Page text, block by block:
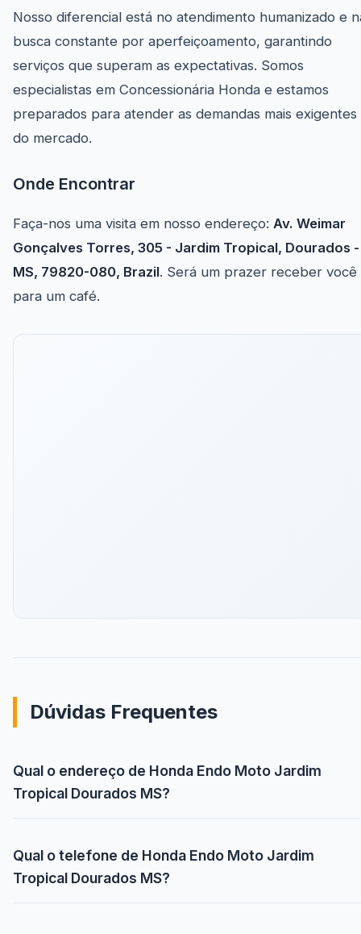
Nosso diferencial está no atendimento humanizado e
busca constante por aperfeiçoamento, garantindo
serviços que superam as expectativas. Somos
especialistas em Concessionária Honda e estamos
preparados para atender as demandas mais exigentes
do mercado.
Onde Encontrar
Faça-nos uma visita em nosso endereço: Av. Weimar
Gonçalves Torres, 305 - Jardim Tropical, Dourados -
MS, 79820-080, Brazil. Será um prazer receber você
para um café.
Dúvidas Frequentes
Qual o endereço de Honda Endo Moto Jardim
Tropical Dourados MS?
Qual o telefone de Honda Endo Moto Jardim
Tropical Dourados MS?